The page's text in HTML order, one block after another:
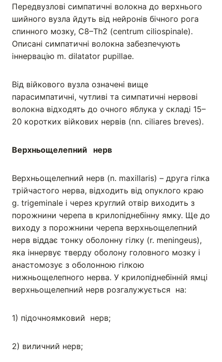
Передвузлові симпатичні волокна до верхнього
шийного вузла йдуть від нейронів бічного рога
спинного мозку, С8–Тh2 (centrum ciliospinale).
Описані симпатичні волокна забезпечують
іннервацію m. dilatator pupillae.
Від війкового вузла означені вище
парасимпатичні, чутливі та симпатичні нервові
волокна відходять до очного яблука у складі 15–
20 коротких війкових нервів (nn. ciliares breves).
Верхньощелепний нерв
Верхньощелепний нерв (n. maxillaris) – друга гілка
трійчастого нерва, відходить від опуклого краю
g. trigeminale i через круглий отвір виходить з
порожнини черепа в крилопіднебінну ямку. Ще до
виходу з порожнини черепа верхньощелепний
нерв віддає тонку оболонну гілку (r. meningeus),
яка іннервує тверду оболону головного мозку і
анастомозує з оболонною гілкою
нижньощелепного нерва. У крилопіднебінній ямці
верхньощелепний нерв розгалужується на:
1) підочноямковий нерв;
2) виличний нерв;